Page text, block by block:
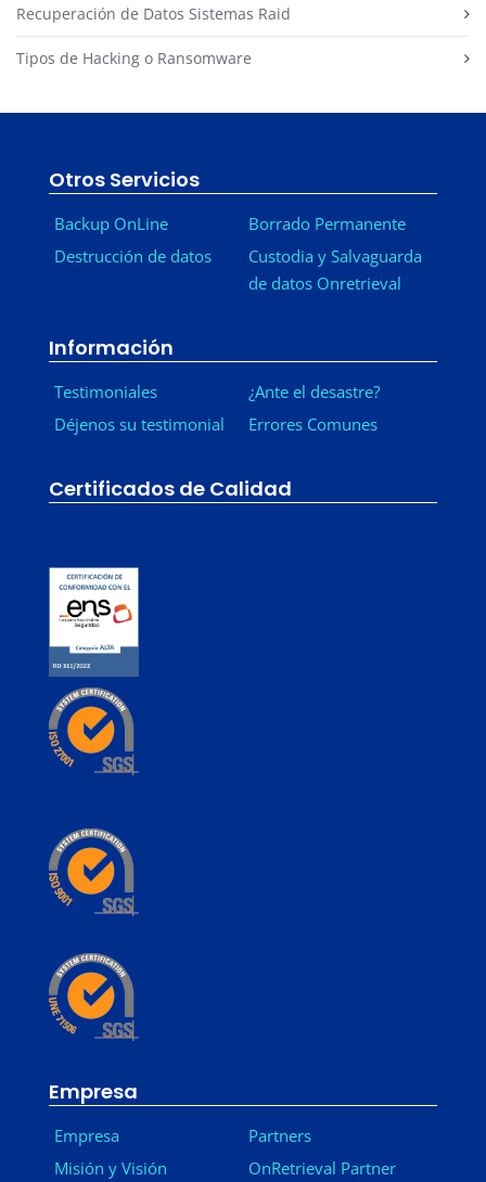
Recuperación de Datos Sistemas Raid
Tipos de Hacking o Ransomware
Otros Servicios
Backup OnLine
Destrucción de datos
Borrado Permanente
Custodia y Salvaguarda
de datos Onretrieval
Información
Testimoniales
Déjenos su testimonial
¿Ante el desastre?
Errores Comunes
Certificados de Calidad
Empresa
Empresa
Misión y Visión
Partners
OnRetrieval Partner